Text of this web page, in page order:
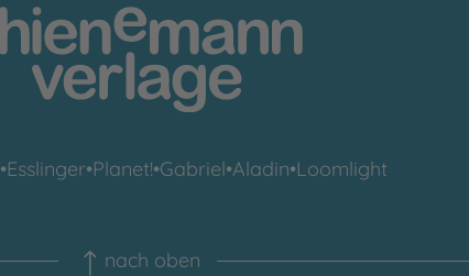
•Esslinger•Planet!•Gabriel•Aladin•Loomlight
nach oben